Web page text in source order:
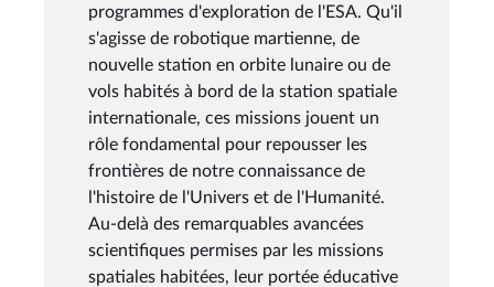
programmes d'exploration de l'ESA. Qu'il
s'agisse de robotique martienne, de
nouvelle station en orbite lunaire ou de
vols habités à bord de la station spatiale
internationale, ces missions jouent un
rôle fondamental pour repousser les
frontières de notre connaissance de
l'histoire de l'Univers et de l'Humanité.
Au-delà des remarquables avancées
scientifiques permises par les missions
spatiales habitées, leur portée éducative